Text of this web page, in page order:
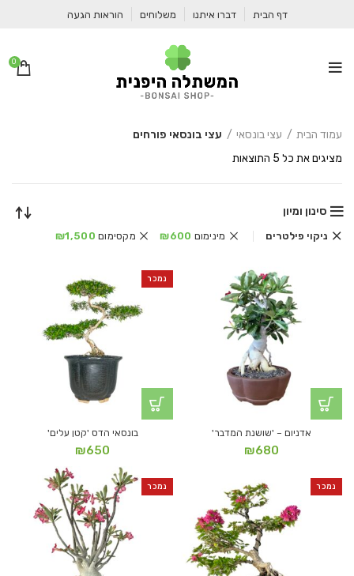
דף הבית דברו איתנו משלוחים הוראות הגעה
0
עמוד הבית עצי בונסאי
עצי בונסאי פורחים
מציגים את כל ⁦5⁩ התוצאות
סינון ומיון
ניקוי פילטרים מינימום ₪600 מקסימום ₪1,500
אדניום – 'שושנת המדבר'
₪680
נמכר
בונסאי הדס 'קטן עלים'
₪650
נמכר נמכר